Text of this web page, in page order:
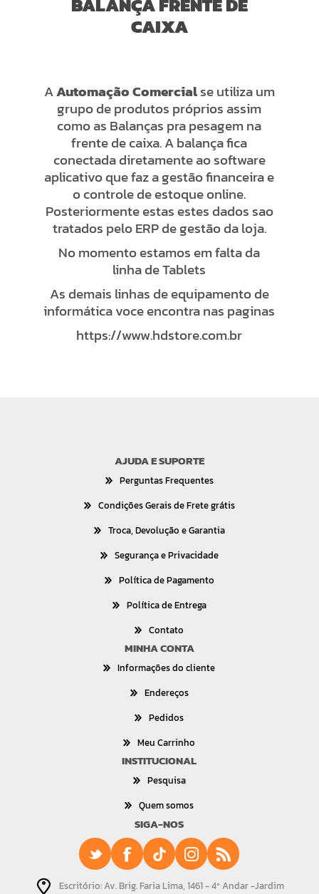
CAIXA
AAutomação Comercialse utiliza um
grupo de produtos próprios assim
como as Balanças pra pesagem na
frente de caixa. A balança fica
conectada diretamente ao software
aplicativo que faz a gestão financeira e
o controle de estoque online.
Posteriormente estas estes dados sao
tratados pelo ERP de gestão da loja.
No momento estamos em falta da
linha de Tablets
As demais linhas de equipamento de
informática voce encontra nas paginas
https://www.hdstore.com.br
AJUDA E SUPORTE
Perguntas Frequentes
Condições Gerais de Frete grátis
Troca, Devolução e Garantia
Segurança e Privacidade
Política de Pagamento
Política de Entrega
Contato
MINHA CONTA
Informações do cliente
Endereços
Pedidos
Meu Carrinho
INSTITUCIONAL
Pesquisa
Quem somos
SIGA-NOS
Escritório: Av. Brig. Faria Lima, 1461 - 4º Andar -Jardim